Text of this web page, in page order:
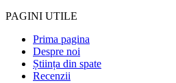
PAGINI UTILE
Prima pagina
Despre noi
Știința din spate
Recenzii